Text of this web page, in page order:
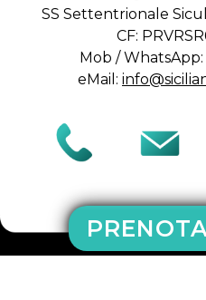
SS Settentrionale
CF:
Mob /
eMail: